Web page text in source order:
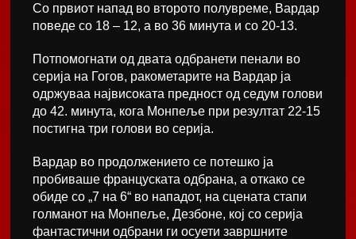
Со првиот напад во второто полувреме, Вардар
поведе со 18 – 12, а во 36 минута и со 20-13.
Потпомогнати од двата одбранети пенали во
серија на Гогов, ракометарите на Вардар ја
одржуваа највисоката предност од седум голови
до 42. минута, кога Монпеље при резултат 22-15
постигна три голови во серија.
Вардар во продолжението се потешко ја
пробиваше француската одбрана, а откако се
обиде со „7 на 6“ во нападот, на сцената стапи
голманот на Монпеље, Дезбоне, кој со серија
фантастични одбрани ги осуети завршните